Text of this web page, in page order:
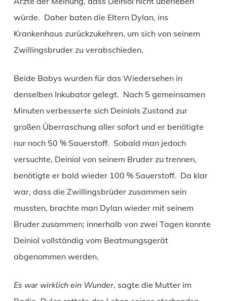
würde. Daher baten die Eltern Dylan, ins
Krankenhaus zurückzukehren, um sich von seinem
Zwillingsbruder zu verabschieden.
Beide Babys wurden für das Wiedersehen in
denselben Inkubator gelegt. Nach 5 gemeinsamen
Minuten verbesserte sich Deiniols Zustand zur
großen Überraschung aller sofort und er benötigte
nur noch 50 % Sauerstoff. Sobald man jedoch
versuchte, Deiniol von seinem Bruder zu trennen,
benötigte er bald wieder 100 % Sauerstoff. Da klar
war, dass die Zwillingsbrüder zusammen sein
mussten, brachte man Dylan wieder mit seinem
Bruder zusammen; innerhalb von zwei Tagen konnte
Deiniol vollständig vom Beatmungsgerät
abgenommen werden.
Es war wirklich ein Wunder, sagte die Mutter im